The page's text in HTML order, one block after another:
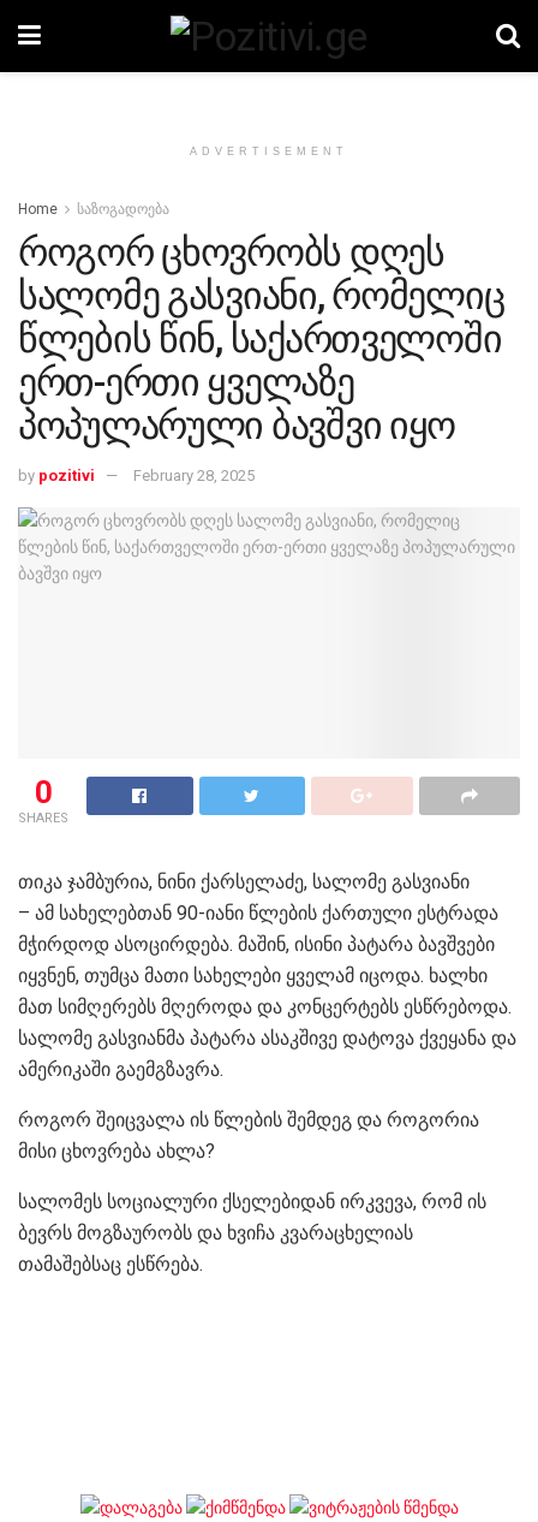
ADVERTISEMENT
Home საზოგადოება
როგორ ცხოვრობს დღეს
სალომე გასვიანი, რომელიც
წლების წინ, საქართველოში
ერთ-ერთი ყველაზე
პოპულარული ბავშვი იყო
by pozitivi February 28, 2025
0
SHARES
თიკა ჯამბურია, ნინი ქარსელაძე, სალომე გასვიანი
– ამ სახელებთან 90-იანი წლების ქართული ესტრადა
მჭირდოდ ასოცირდება. მაშინ, ისინი პატარა ბავშვები
იყვნენ, თუმცა მათი სახელები ყველამ იცოდა. ხალხი
მათ სიმღერებს მღეროდა და კონცერტებს ესწრებოდა.
სალომე გასვიანმა პატარა ასაკშივე დატოვა ქვეყანა და
ამერიკაში გაემგზავრა.
როგორ შეიცვალა ის წლების შემდეგ და როგორია
მისი ცხოვრება ახლა?
სალომეს სოციალური ქსელებიდან ირკვევა, რომ ის
ბევრს მოგზაურობს და ხვიჩა კვარაცხელიას
თამაშებსაც ესწრება.